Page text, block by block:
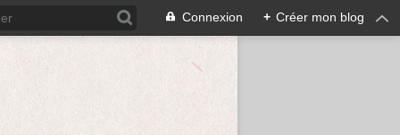
Connexion + Créer mon blog